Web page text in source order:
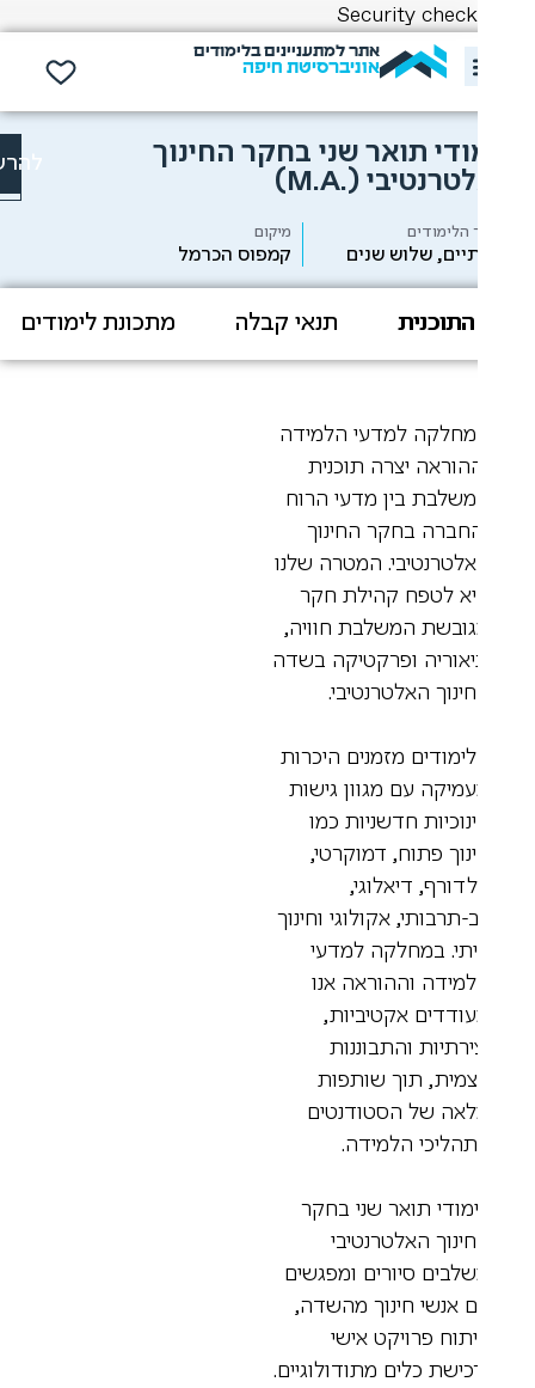
Security
אתר למתעניינים בלימודים
אוניברסיטת חיפה
תואר שני בחקר החינוך
(M.A.) להרשמה
הלימודים
שלוש שנים קמפוס הכרמל
תנאי קבלה מתכונת לימודים
למדעי הלמידה
יצרה תוכנית
בין מדעי הרוח
בחקר החינוך
המטרה שלנו
לטפח קהילת חקר
המשלבת חוויה,
ופרקטיקה בשדה
האלטרנטיבי.
מזמנים היכרות
עם מגוון גישות
חדשניות כמו
פתוח, דמוקרטי,
דיאלוגי,
תרבותי, אקולוגי וחינוך
במחלקה למדעי
וההוראה אנו
אקטיביות,
והתבוננות
תוך שותפות
של הסטודנטים
הלמידה.
תואר שני בחקר
האלטרנטיבי
סיורים ומפגשים
אנשי חינוך מהשדה,
פרויקט אישי
כלים מתודולוגיים.